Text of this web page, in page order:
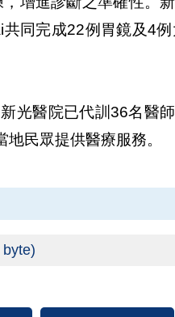
同完成22例胃鏡及4
光醫院已代訓36名醫
民眾提供醫療服務。